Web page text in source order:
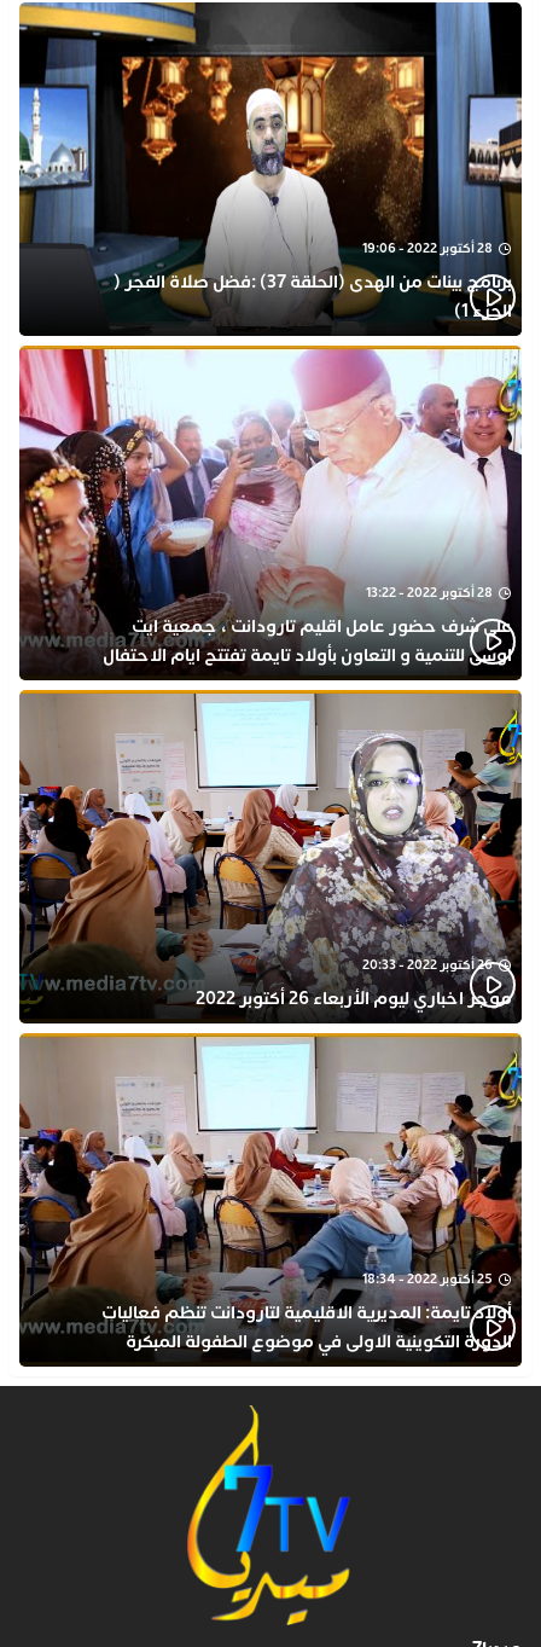
28 أكتوبر 2022 - 19:06
برنامج بينات من الهدى (الحلقة 37) :فضل صلاة الفجر (
الجزء 1)
28 أكتوبر 2022 - 13:22
على شرف حضور عامل اقليم تارودانت ، جمعية ايت
اوسى للتنمية و التعاون بأولاد تايمة تفتتح ايام الاحتفال
بذكرى المولد النبوي
26 أكتوبر 2022 - 20:33
موجز اخباري ليوم الأربعاء 26 أكتوبر 2022
25 أكتوبر 2022 - 18:34
أولاد تايمة: المديرية الاقليمية لتارودانت تنظم فعاليات
الدورة التكوينية الاولى في موضوع الطفولة المبكرة
بمركز التكوين ثانوية الحسن الثاني التأهيلية